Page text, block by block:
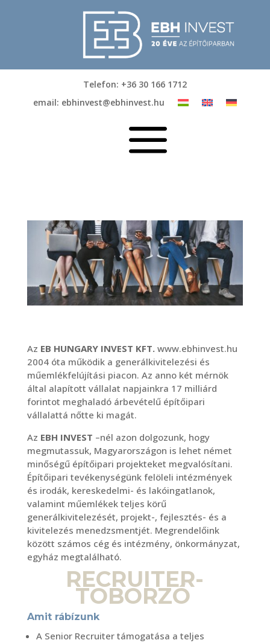
Telefon: +36 30 166 1712
email: ebhinvest@ebhinvest.hu
a
Az EB HUNGARY INVEST KFT.www.ebhinvest.hu
2004 óta működik a generálkivitelezési és
műemlékfelújítási piacon. Az anno két mérnök
által alapított vállalat napjainkra 17 milliárd
forintot meghaladó árbevételű építőipari
vállalattá nőtte ki magát.
Az EBH INVEST –nél azon dolgozunk, hogy
megmutassuk, Magyarországon is lehet német
minőségű építőipari projekteket megvalósítani.
Építőipari tevékenységünk felöleli intézmények
és irodák, kereskedelmi- és lakóingatlanok,
valamint műemlékek teljes körű
generálkivitelezését, projekt-, fejlesztés- és a
kivitelezés menedzsmentjét. Megrendelőink
között számos cég és intézmény, önkormányzat,
egyház megtalálható.
RECRUITER-
TOBORZÓ
Amit rábízunk
A Senior Recruiter támogatása a teljes